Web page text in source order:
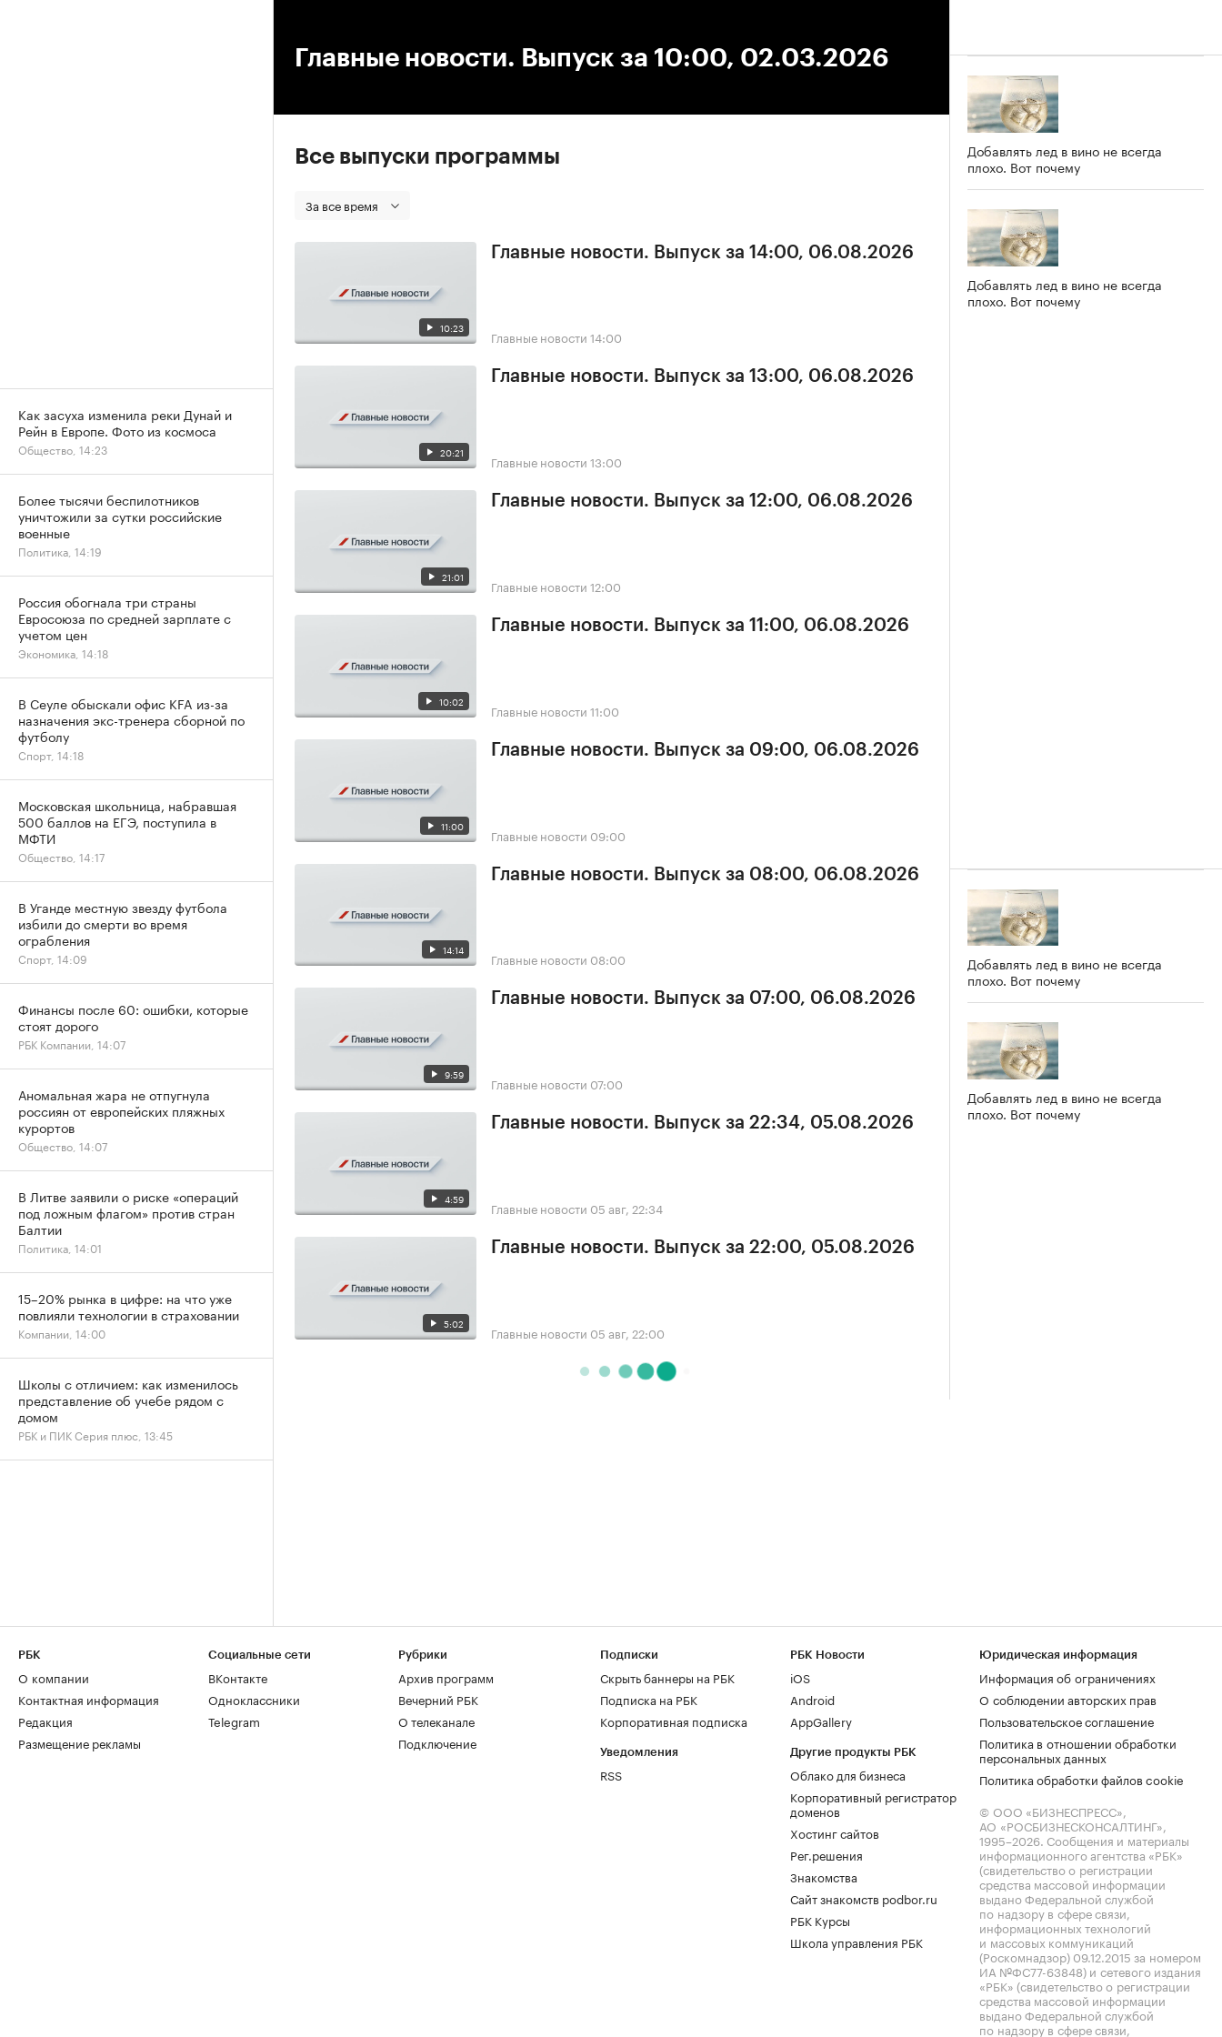
Главные новости. Выпуск за 10:00, 02.03.2026
Все выпуски программы
За все время
10:23
Главные новости. Выпуск за 14:00, 06.08.2026
Главные новости 14:00
20:21
Главные новости. Выпуск за 13:00, 06.08.2026
Главные новости 13:00
21:01
Главные новости. Выпуск за 12:00, 06.08.2026
Главные новости 12:00
10:02
Главные новости. Выпуск за 11:00, 06.08.2026
Главные новости 11:00
11:00
Главные новости. Выпуск за 09:00, 06.08.2026
Главные новости 09:00
14:14
Главные новости. Выпуск за 08:00, 06.08.2026
Главные новости 08:00
9:59
Главные новости. Выпуск за 07:00, 06.08.2026
Главные новости 07:00
4:59
Главные новости. Выпуск за 22:34, 05.08.2026
Главные новости 05 авг, 22:34
5:02
Главные новости. Выпуск за 22:00, 05.08.2026
Главные новости 05 авг, 22:00
Добавлять лед в вино не всегда
плохо. Вот почему
Добавлять лед в вино не всегда
плохо. Вот почему
Добавлять лед в вино не всегда
плохо. Вот почему
Добавлять лед в вино не всегда
плохо. Вот почему
Как засуха изменила реки Дунай и
Рейн в Европе. Фото из космоса
Общество, 14:23
Более тысячи беспилотников
уничтожили за сутки российские
военные
Политика, 14:19
Россия обогнала три страны
Евросоюза по средней зарплате с
учетом цен
Экономика, 14:18
В Сеуле обыскали офис KFA из-за
назначения экс-тренера сборной по
футболу
Спорт, 14:18
Московская школьница, набравшая
500 баллов на ЕГЭ, поступила в
МФТИ
Общество, 14:17
В Уганде местную звезду футбола
избили до смерти во время
ограбления
Спорт, 14:09
Финансы после 60: ошибки, которые
стоят дорого
РБК Компании, 14:07
Аномальная жара не отпугнула
россиян от европейских пляжных
курортов
Общество, 14:07
В Литве заявили о риске «операций
под ложным флагом» против стран
Балтии
Политика, 14:01
15–20% рынка в цифре: на что уже
повлияли технологии в страховании
Компании, 14:00
Школы с отличием: как изменилось
представление об учебе рядом с
домом
РБК и ПИК Серия плюс, 13:45
РБК
О компании
Контактная информация
Редакция
Размещение рекламы
Социальные сети
ВКонтакте
Одноклассники
Telegram
Рубрики
Архив программ
Вечерний РБК
О телеканале
Подключение
Подписки
Скрыть баннеры на РБК
Подписка на РБК
Корпоративная подписка
Уведомления
RSS
РБК Новости
iOS
Android
AppGallery
Другие продукты РБК
Облако для бизнеса
Корпоративный регистратор
доменов
Хостинг сайтов
Рег.решения
Знакомства
Сайт знакомств podbor.ru
РБК Курсы
Школа управления РБК
Юридическая информация
Информация об ограничениях
О соблюдении авторских прав
Пользовательское соглашение
Политика в отношении обработки
персональных данных
Политика обработки файлов cookie
© ООО «БИЗНЕСПРЕСС»,
АО «РОСБИЗНЕСКОНСАЛТИНГ»,
1995–2026. Сообщения и материалы
информационного агентства «РБК»
(свидетельство о регистрации
средства массовой информации
выдано Федеральной службой
по надзору в сфере связи,
информационных технологий
и массовых коммуникаций
(Роскомнадзор) 09.12.2015 за номером
ИА №ФС77-63848) и сетевого издания
«РБК» (свидетельство о регистрации
средства массовой информации
выдано Федеральной службой
по надзору в сфере связи,